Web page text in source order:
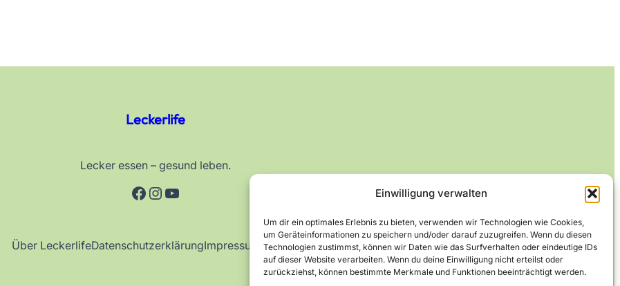
Einwilligung verwalten
Um dir ein optimales Erlebnis zu bieten, verwenden wir Technologien wie Cookies,
um Geräteinformationen zu speichern und/oder darauf zuzugreifen. Wenn du diesen
Technologien zustimmst, können wir Daten wie das Surfverhalten oder eindeutige IDs
auf dieser Website verarbeiten. Wenn du deine Einwilligung nicht erteilst oder
zurückziehst, können bestimmte Merkmale und Funktionen beeinträchtigt werden.
Leckerlife
Lecker essen – gesund leben.
Facebook
Instagram
YouTube
Über LeckerlifeDatenschutzerklärungImpressum Kontakt